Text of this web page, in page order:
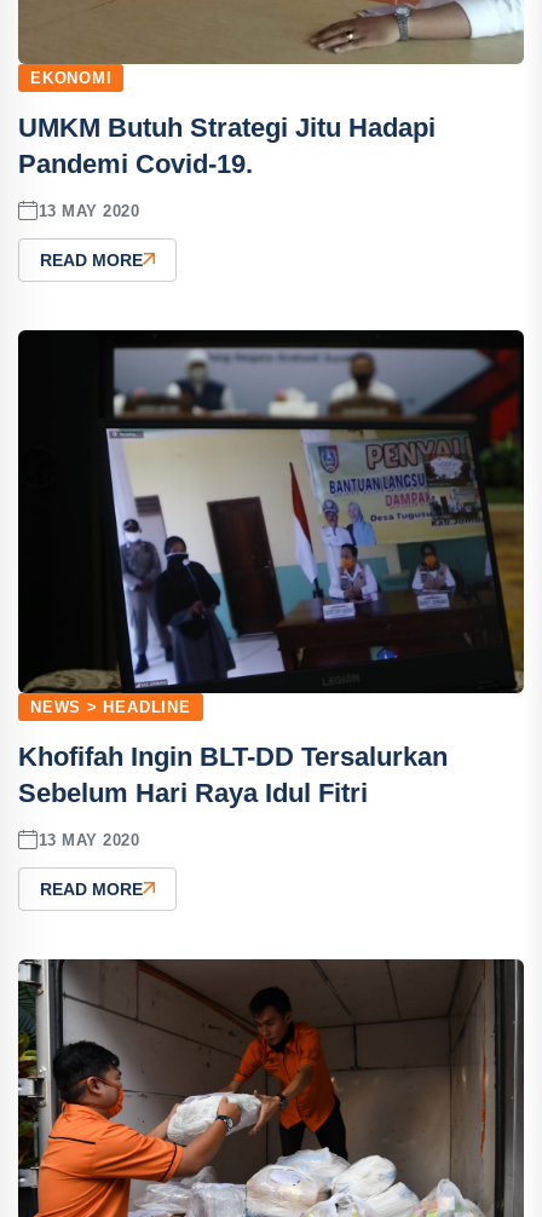
EKONOMI
UMKM Butuh Strategi Jitu Hadapi
Pandemi Covid-19.
13 MAY 2020
READ MORE
NEWS > HEADLINE
Khofifah Ingin BLT-DD Tersalurkan
Sebelum Hari Raya Idul Fitri
13 MAY 2020
READ MORE